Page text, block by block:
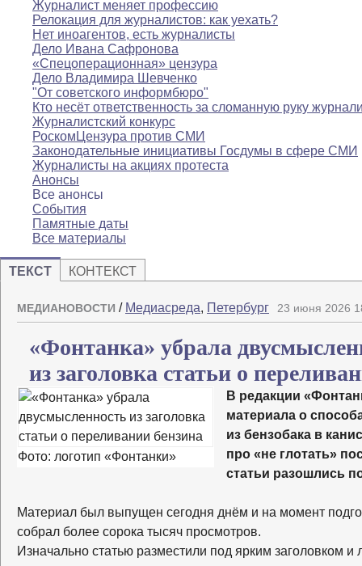
Журналист меняет профессию
Релокация для журналистов: как уехать?
Нет иноагентов, есть журналисты
Дело Ивана Сафронова
«Спецоперационная» цензура
Дело Владимира Шевченко
"От советского информбюро"
Кто несёт ответственность за сломанную руку
Журналистский конкурс
РоскомЦензура против СМИ
Законодательные инициативы Госдумы в сфере СМИ
Журналисты на акциях протеста
Анонсы
Все анонсы
События
Памятные даты
Все материалы
ТЕКСТ КОНТЕКСТ
МЕДИАНОВОСТИ / Медиасреда, Петербург 23 июня 2026
«Фонтанка» убрала
из заголовка статьи о
Фото: логотип «Фонтанки»
В редакции
материала о
из бензобака в
про «не глотать»
статьи разошлись
Материал был выпущен сегодня днём и на момент
собрал более сорока тысяч просмотров.
Изначально статью разместили под ярким заголовком и